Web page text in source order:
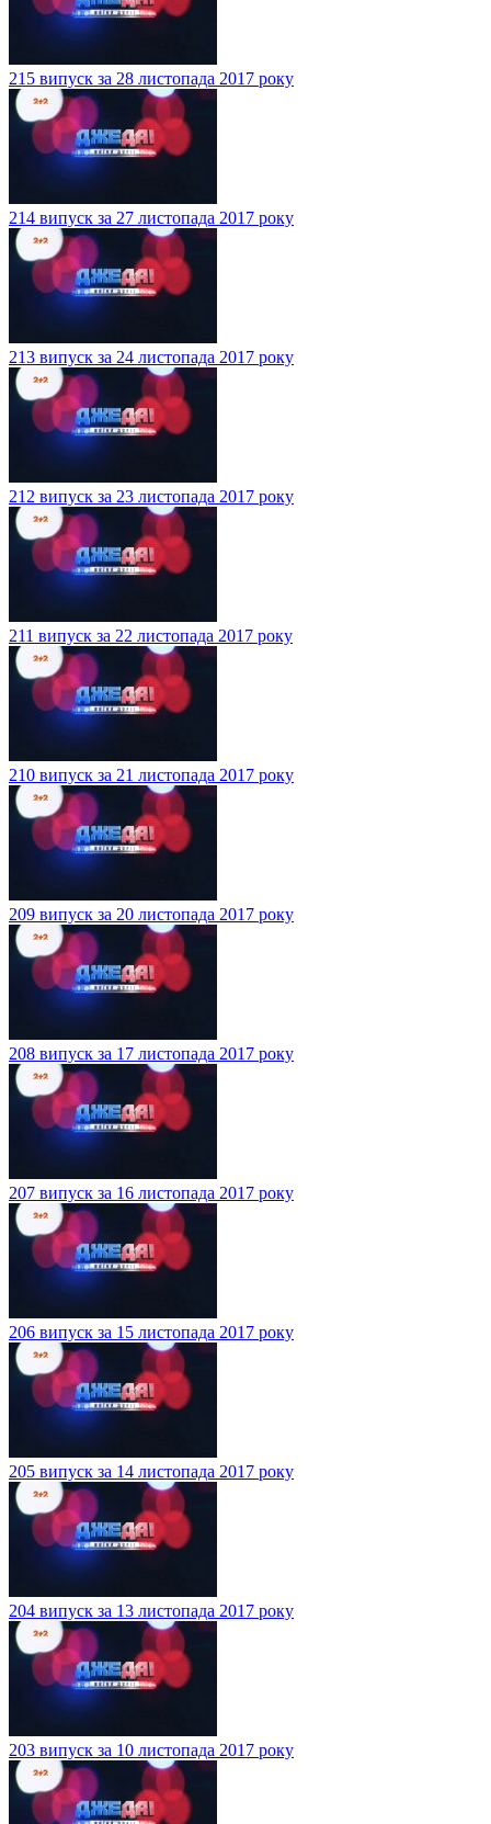
215 випуск за 28 листопада 2017 року
214 випуск за 27 листопада 2017 року
213 випуск за 24 листопада 2017 року
212 випуск за 23 листопада 2017 року
211 випуск за 22 листопада 2017 року
210 випуск за 21 листопада 2017 року
209 випуск за 20 листопада 2017 року
208 випуск за 17 листопада 2017 року
207 випуск за 16 листопада 2017 року
206 випуск за 15 листопада 2017 року
205 випуск за 14 листопада 2017 року
204 випуск за 13 листопада 2017 року
203 випуск за 10 листопада 2017 року